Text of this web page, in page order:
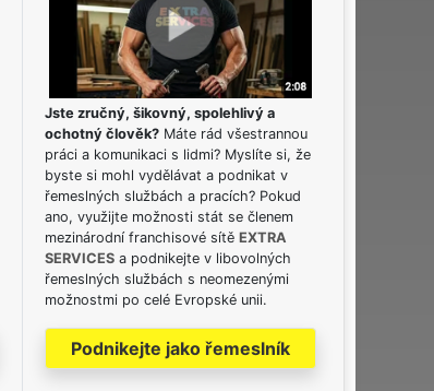
Jste zručný, šikovný, spolehlivý a
ochotný člověk? Máte rád všestrannou
práci a komunikaci s lidmi? Myslíte si, že
byste si mohl vydělávat a podnikat v
řemeslných službách a pracích? Pokud
ano, využijte možnosti stát se členem
mezinárodní franchisové sítě EXTRA
SERVICES a podnikejte v libovolných
řemeslných službách s neomezenými
možnostmi po celé Evropské unii.
Podnikejte jako řemeslník